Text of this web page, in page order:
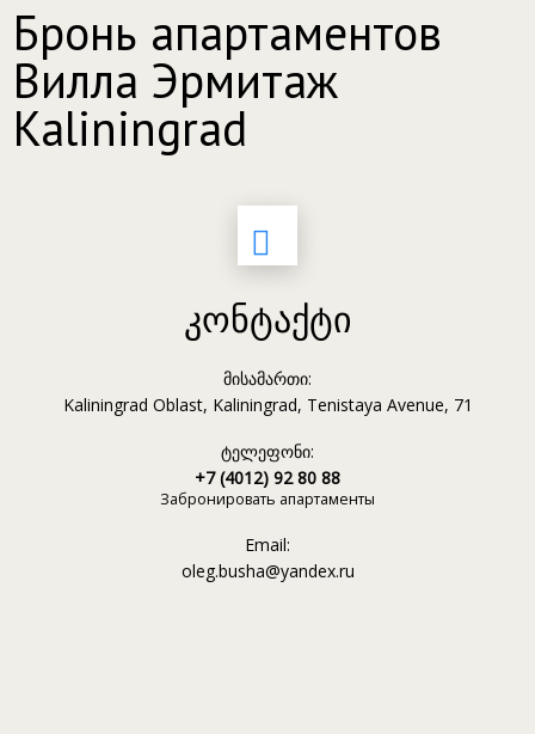
Бронь апартаментов
Вилла Эрмитаж
Kaliningrad
კონტაქტი
მისამართი:
Kaliningrad Oblast, Kaliningrad, Tenistaya Avenue, 71
ტელეფონი:
+7 (4012) 92 80 88
Забронировать апартаменты
Email:
oleg.busha@yandex.ru